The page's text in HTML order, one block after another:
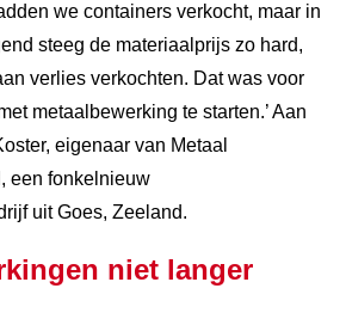
we containers verkocht, maar in
steeg de materiaalprijs zo hard,
verlies verkochten. Dat was voor
metaalbewerking te starten.’ Aan
eigenaar van Metaal
een fonkelnieuw
uit Goes, Zeeland.
niet langer